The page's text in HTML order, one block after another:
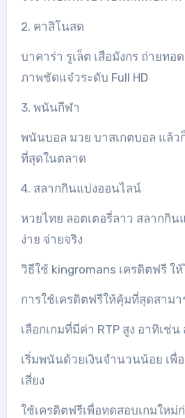
2. คาสิโนสด
บาคาร่า รูเล็ต เสือมังกร ถ่ายทอ
ภาพชัดแจ๋วระดับ Full HD
3. พนันกีฬา
พนันบอล มวย บาสเกตบอล แล้ว
ที่สุดในตลาด
4. สลากกินแบ่งออนไลน์
หวยไทย ลอตเตอรี่ลาว สลากกิน
ง่าย จ่ายจริง
วิธีใช้ kingromans เครดิตฟรี ใ
การใช้เครดิตฟรีให้คุ้มที่สุดสาม
เลือกเกมที่มีค่า RTP สูง อาทิเช่น
เริ่มพนันด้วยเงินจำนวนน้อย เพื่
เสี่ยง
ใช้เครดิตฟรีเพื่อทดสอบเกมใหม่